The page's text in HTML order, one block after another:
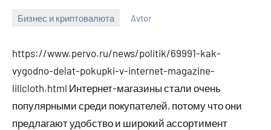
Бизнес и криптовалюта
2023
Avtor
https://www.pervo.ru/news/politik/69991-kak-
vygodno-delat-pokupki-v-internet-magazine-
lilicloth.html Интернет-магазины стали очень
популярными среди покупателей, потому что они
предлагают удобство и широкий ассортимент